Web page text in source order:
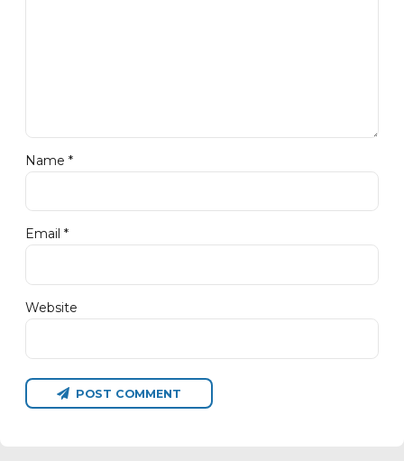
Name *
Email *
Website
POST COMMENT